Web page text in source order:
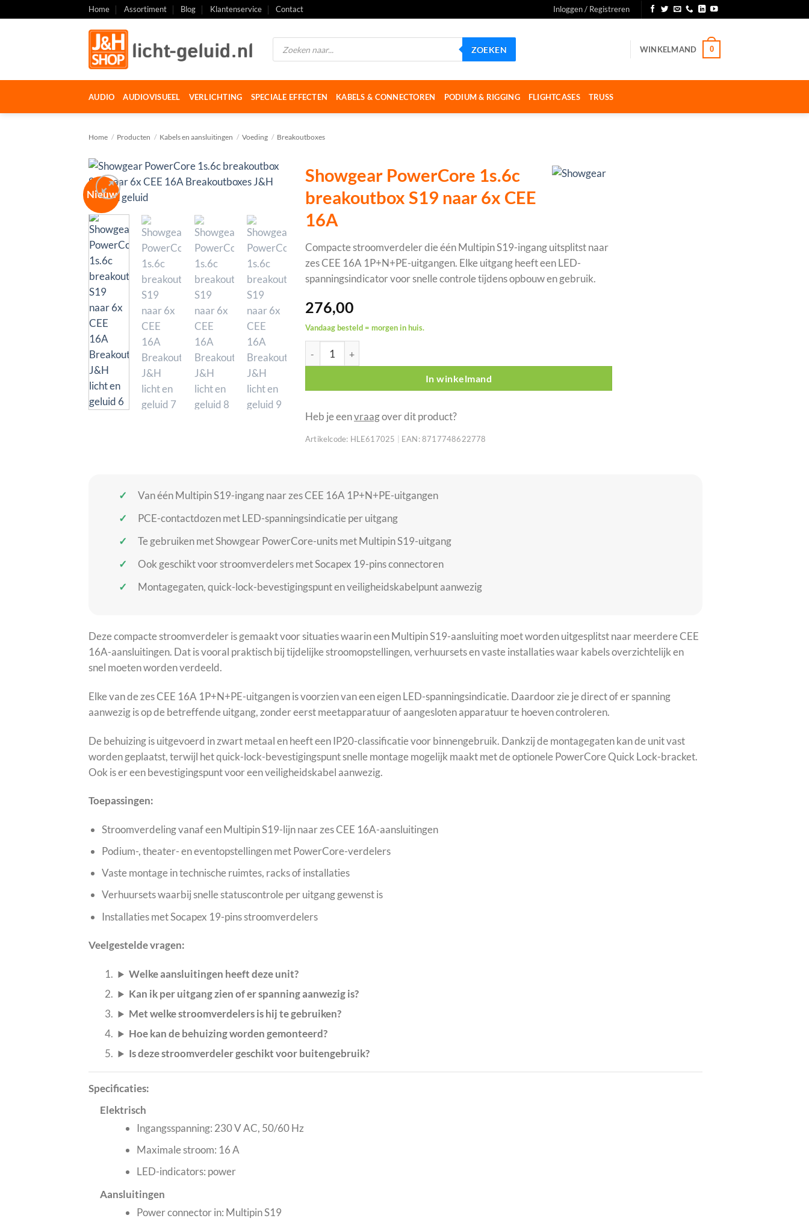
naar
Home Assortiment Blog Klantenservice Contact Inloggen / Registreren
Producten
zoeken
ZOEKEN WINKELMAND 0
AUDIO AUDIOVISUEEL VERLICHTING SPECIALE EFFECTEN KABELS & CONNECTOREN PODIUM & RIGGING FLIGHTCASES TRUSS
Home / Producten / Kabels en aansluitingen / Voeding / Breakoutboxes
Nieuw
Showgear PowerCore 1s.6c
breakoutbox S19 naar 6x CEE
16A
Compacte stroomverdeler die één Multipin S19-ingang uitsplitst naar
zes CEE 16A 1P+N+PE-uitgangen. Elke uitgang heeft een LED-
spanningsindicator voor snelle controle tijdens opbouw en gebruik.
276,00
Vandaag besteld = morgen in huis.
Showgear PowerCore 1s.6c breakoutbox S19 naar 6x CEE 16A aantal
In winkelmand
Heb je eenvraagover dit product?
Artikelcode: HLE617025 EAN: 8717748622778
Van één Multipin S19-ingang naar zes CEE 16A 1P+N+PE-uitgangen
PCE-contactdozen met LED-spanningsindicatie per uitgang
Te gebruiken met Showgear PowerCore-units met Multipin S19-uitgang
Ook geschikt voor stroomverdelers met Socapex 19-pins connectoren
Montagegaten, quick-lock-bevestigingspunt en veiligheidskabelpunt aanwezig
Deze compacte stroomverdeler is gemaakt voor situaties waarin een Multipin S19-aansluiting moet worden uitgesplitst naar meerdere CEE
16A-aansluitingen. Dat is vooral praktisch bij tijdelijke stroomopstellingen, verhuursets en vaste installaties waar kabels overzichtelijk en
snel moeten worden verdeeld.
Elke van de zes CEE 16A 1P+N+PE-uitgangen is voorzien van een eigen LED-spanningsindicatie. Daardoor zie je direct of er spanning
aanwezig is op de betreffende uitgang, zonder eerst meetapparatuur of aangesloten apparatuur te hoeven controleren.
De behuizing is uitgevoerd in zwart metaal en heeft een IP20-classificatie voor binnengebruik. Dankzij de montagegaten kan de unit vast
worden geplaatst, terwijl het quick-lock-bevestigingspunt snelle montage mogelijk maakt met de optionele PowerCore Quick Lock-bracket.
Ook is er een bevestigingspunt voor een veiligheidskabel aanwezig.
Toepassingen:
Stroomverdeling vanaf een Multipin S19-lijn naar zes CEE 16A-aansluitingen
Podium-, theater- en eventopstellingen met PowerCore-verdelers
Vaste montage in technische ruimtes, racks of installaties
Verhuursets waarbij snelle statuscontrole per uitgang gewenst is
Installaties met Socapex 19-pins stroomverdelers
Veelgestelde vragen:
Welke aansluitingen heeft deze unit?
Kan ik per uitgang zien of er spanning aanwezig is?
Met welke stroomverdelers is hij te gebruiken?
Hoe kan de behuizing worden gemonteerd?
Is deze stroomverdeler geschikt voor buitengebruik?
Specificaties:
Elektrisch
Ingangsspanning: 230 V AC, 50/60 Hz
Maximale stroom: 16 A
LED-indicators: power
Aansluitingen
Power connector in: Multipin S19